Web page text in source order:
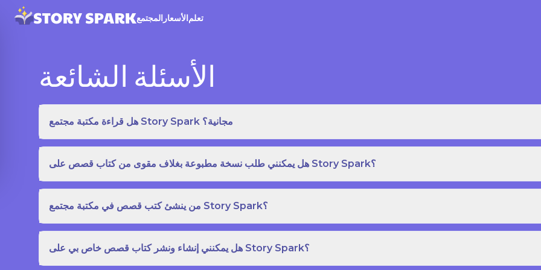
المجتمع الأسعارتعلم
الأسئلة الشائعة
هل قراءة مكتبة مجتمع Story Spark مجانية؟
هل يمكنني طلب نسخة مطبوعة بغلاف مقوى من كتاب قصص على Story Spark؟
من ينشئ كتب قصص في مكتبة مجتمع Story Spark؟
هل يمكنني إنشاء ونشر كتاب قصص خاص بي على Story Spark؟